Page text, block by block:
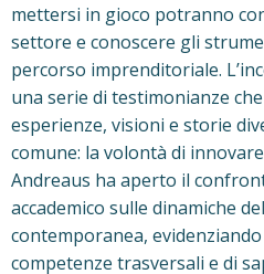
mettersi in gioco potranno
settore e conoscere gli
percorso imprenditoriale.
una serie di testimonianze
esperienze, visioni e storie
comune: la volontà di
Andreaus ha aperto il
accademico sulle dinamiche
contemporanea,
competenze trasversali e di